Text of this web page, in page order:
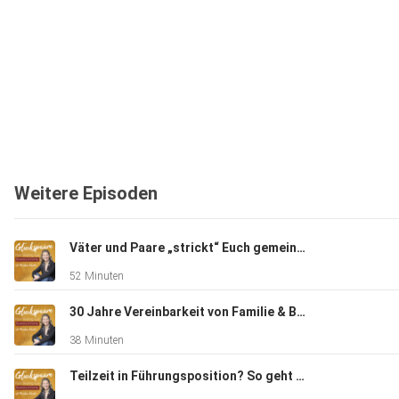
Weitere Episoden
Väter und Paare „strickt“ Euch gemeinsam das Business - & Family Leben, das Euch taugt!
52 Minuten
30 Jahre Vereinbarkeit von Familie & Beruf!
38 Minuten
Teilzeit in Führungsposition? So geht Durchhaltevermögen im Bewerbungsprozess!